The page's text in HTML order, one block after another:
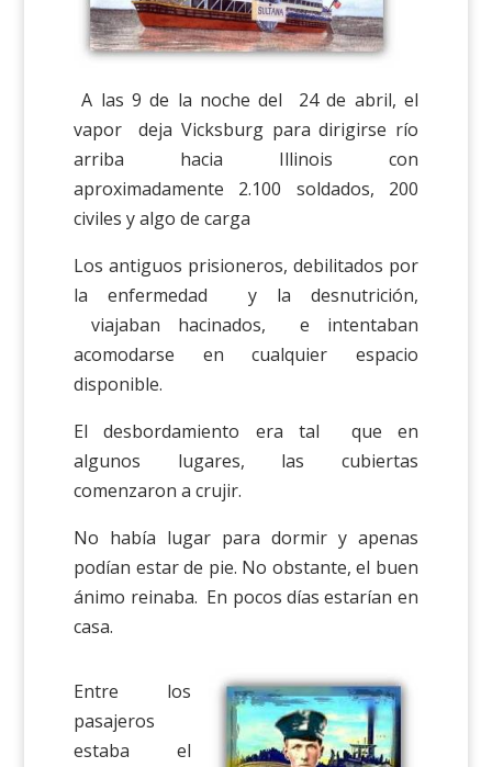
A las 9 de la noche del 24 de abril, el
vapor deja Vicksburg para dirigirse río
arriba hacia Illinois con
aproximadamente 2.100 soldados, 200
civiles y algo de carga
Los antiguos prisioneros, debilitados por
la enfermedad y la desnutrición,
viajaban hacinados, e intentaban
acomodarse en cualquier espacio
disponible.
El desbordamiento era tal que en
algunos lugares, las cubiertas
comenzaron a crujir.
No había lugar para dormir y apenas
podían estar de pie. No obstante, el buen
ánimo reinaba. En pocos días estarían en
casa.
Entre los
pasajeros
estaba el